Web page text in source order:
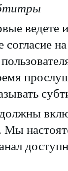
ведете
согласие
Мы